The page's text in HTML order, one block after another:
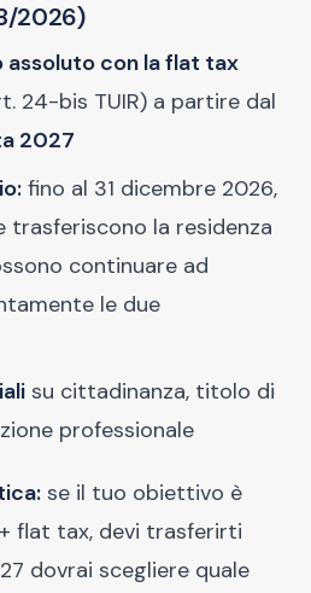
2026)
assoluto con la flat tax
24-bis TUIR) a partire dal
2027
fino al 31 dicembre 2026,
trasferiscono la residenza
continuare ad
le due
su cittadinanza, titolo di
professionale
se il tuo obiettivo è
flat tax, devi trasferirti
dovrai scegliere quale